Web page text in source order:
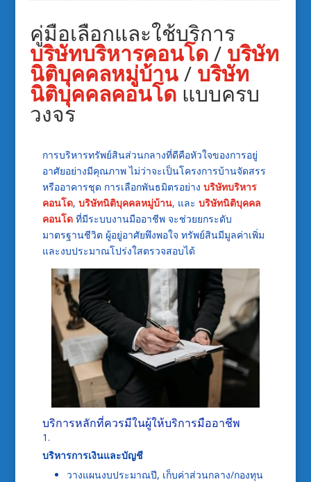
คู่มือเลือกและใช้บริการ
บริษัทบริหารคอนโด/ บริษัท
นิติบุคคลหมู่บ้าน/ บริษัท
นิติบุคคลคอนโดแบบครบ
วงจร
การบริหารทรัพย์สินส่วนกลางที่ดีคือหัวใจของการอยู่
อาศัยอย่างมีคุณภาพ ไม่ว่าจะเป็นโครงการบ้านจัดสรร
หรืออาคารชุด การเลือกพันธมิตรอย่าง บริษัทบริหาร
คอนโด, บริษัทนิติบุคคลหมู่บ้าน, และ บริษัทนิติบุคคล
คอนโดที่มีระบบงานมืออาชีพ จะช่วยยกระดับ
มาตรฐานชีวิต ผู้อยู่อาศัยพึงพอใจ ทรัพย์สินมีมูลค่าเพิ่ม
และงบประมาณโปร่งใสตรวจสอบได้
บริการหลักที่ควรมีในผู้ให้บริการมืออาชีพ
บริหารการเงินและบัญชี
วางแผนงบประมาณปี, เก็บค่าส่วนกลาง/กองทุน